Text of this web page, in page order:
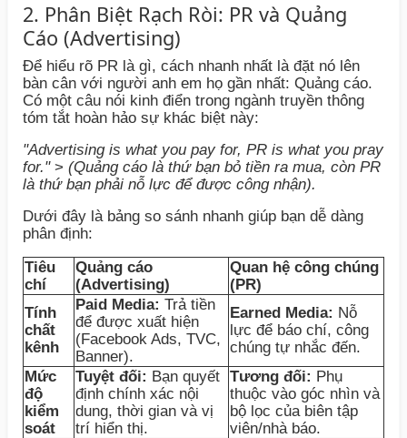
2. Phân Biệt Rạch Ròi: PR và Quảng
Cáo (Advertising)
Để hiểu rõ PR là gì, cách nhanh nhất là đặt nó lên
bàn cân với người anh em họ gần nhất: Quảng cáo.
Có một câu nói kinh điển trong ngành truyền thông
tóm tắt hoàn hảo sự khác biệt này:
"Advertising is what you pay for, PR is what you pray
for."> (Quảng cáo là thứ bạn bỏ tiền ra mua, còn PR
là thứ bạn phải nỗ lực để được công nhận).
Dưới đây là bảng so sánh nhanh giúp bạn dễ dàng
phân định:
Tiêu
chí
Quảng cáo
(Advertising)
Quan hệ công chúng
(PR)
Tính
chất
kênh
Paid Media: Trả tiền
để được xuất hiện
(Facebook Ads, TVC,
Banner).
Earned Media: Nỗ
lực để báo chí, công
chúng tự nhắc đến.
Mức
độ
kiểm
soát
Tuyệt đối: Bạn quyết
định chính xác nội
dung, thời gian và vị
trí hiển thị.
Tương đối: Phụ
thuộc vào góc nhìn và
bộ lọc của biên tập
viên/nhà báo.